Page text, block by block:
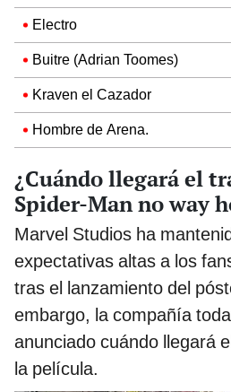
Electro
Buitre (Adrian Toomes)
Kraven el Cazador
Hombre de Arena.
¿Cuándo llegará el
Spider-Man no way
Marvel Studios ha
expectativas altas a los
tras el lanzamiento del
embargo, la compañía
anunciado cuándo llegará
la película.